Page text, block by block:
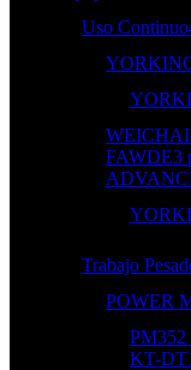
Uso Continuo
WEICHAI
FAWDE3
Trabajo
POWER
PM352
KT-DT